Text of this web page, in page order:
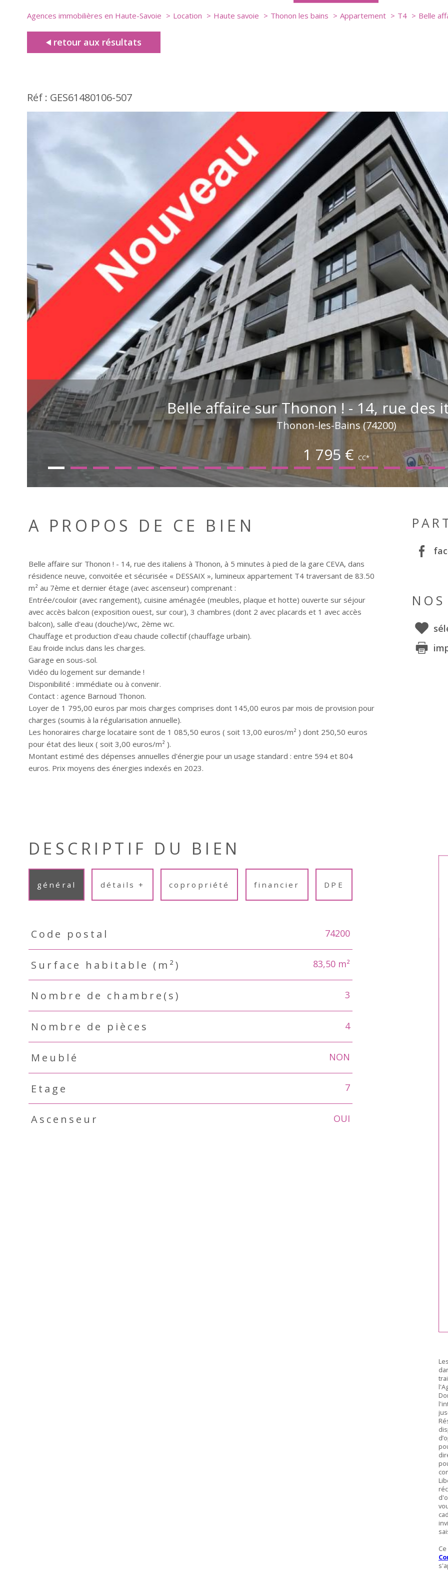
Agences immobilières en Haute-Savoie Location Haute savoie Thonon les bains Appartement T4 Belle
retour aux résultats
Réf : GES61480106-507
Belle affaire sur Thonon ! - 14, rue des
Thonon-les-Bains (74200)
1 795 € CC*
A PROPOS DE CE BIEN
Belle affaire sur Thonon ! - 14, rue des italiens à Thonon, à 5 minutes à pied de la gare CEVA, dans
résidence neuve, convoitée et sécurisée « DESSAIX », lumineux appartement T4 traversant de 83.50
m² au 7ème et dernier étage (avec ascenseur) comprenant :
Entrée/couloir (avec rangement), cuisine aménagée (meubles, plaque et hotte) ouverte sur séjour
avec accès balcon (exposition ouest, sur cour), 3 chambres (dont 2 avec placards et 1 avec accès
balcon), salle d'eau (douche)/wc, 2ème wc.
Chauffage et production d'eau chaude collectif (chauffage urbain).
Eau froide inclus dans les charges.
Garage en sous-sol.
Vidéo du logement sur demande !
Disponibilité : immédiate ou à convenir.
Contact : agence Barnoud Thonon.
Loyer de 1 795,00 euros par mois charges comprises dont 145,00 euros par mois de provision pour
charges (soumis à la régularisation annuelle).
Les honoraires charge locataire sont de 1 085,50 euros ( soit 13,00 euros/m² ) dont 250,50 euros
pour état des lieux ( soit 3,00 euros/m² ).
Montant estimé des dépenses annuelles d'énergie pour un usage standard : entre 594 et 804
DESCRIPTIF DU BIEN
général détails + copropriété financier DPE
TRAD_PAMPERO_Caracteristique
Code postal 74200
Surface habitable (m²) 83,50 m²
Nombre de chambre(s) 3
Nombre de pièces 4
Meublé NON
Etage 7
Ascenseur OUI